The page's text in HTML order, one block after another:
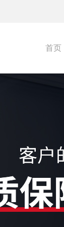
首页